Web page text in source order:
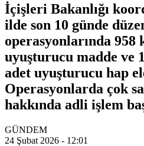
İçişleri Bakanlığı
ilde son 10 günde
operasyonlarında 958
uyuşturucu madde ve
adet uyuşturucu hap
Operasyonlarda çok
hakkında adli işlem
GÜNDEM
24 Şubat 2026 - 12:01